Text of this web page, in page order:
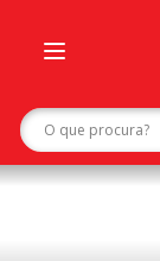
navigation